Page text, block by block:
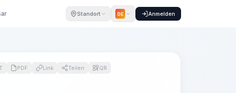
Standort DE Anmelden
PDF Link Teilen QR